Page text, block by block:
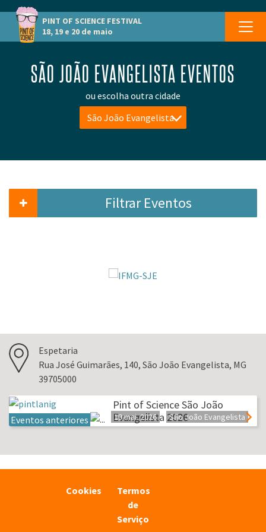
PINT OF SCIENCE FESTIVAL
18, 19 e 20 de maio
SÃO JOÃO EVANGELISTA EVENTOS
ou escolha outra cidade
São João Evangelista
Filtrar Eventos
Espetaria
Rua José Guimarães, 140, São João Evangelista, MG
39705000
Eventos anteriores
Pint of Science São João
Evangelista 2026
19 mai. 2026 São João Evangelista
Cookies
Termos
de
Serviço